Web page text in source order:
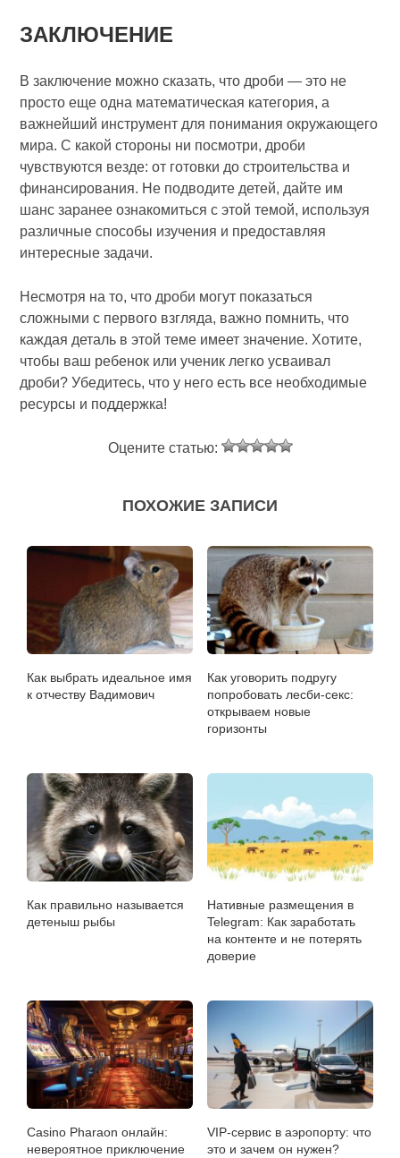
ЗАКЛЮЧЕНИЕ
В заключение можно сказать, что дроби — это не
просто еще одна математическая категория, а
важнейший инструмент для понимания окружающего
мира. С какой стороны ни посмотри, дроби
чувствуются везде: от готовки до строительства и
финансирования. Не подводите детей, дайте им
шанс заранее ознакомиться с этой темой, используя
различные способы изучения и предоставляя
интересные задачи.
Несмотря на то, что дроби могут показаться
сложными с первого взгляда, важно помнить, что
каждая деталь в этой теме имеет значение. Хотите,
чтобы ваш ребенок или ученик легко усваивал
дроби? Убедитесь, что у него есть все необходимые
ресурсы и поддержка!
Оцените статью:
ПОХОЖИЕ ЗАПИСИ
Как выбрать идеальное имя
к отчеству Вадимович
Как уговорить подругу
попробовать лесби-секс:
открываем новые
горизонты
Как правильно называется
детеныш рыбы
Нативные размещения в
Telegram: Как заработать
на контенте и не потерять
доверие
Casino Pharaon онлайн:
невероятное приключение
VIP-сервис в аэропорту: что
это и зачем он нужен?